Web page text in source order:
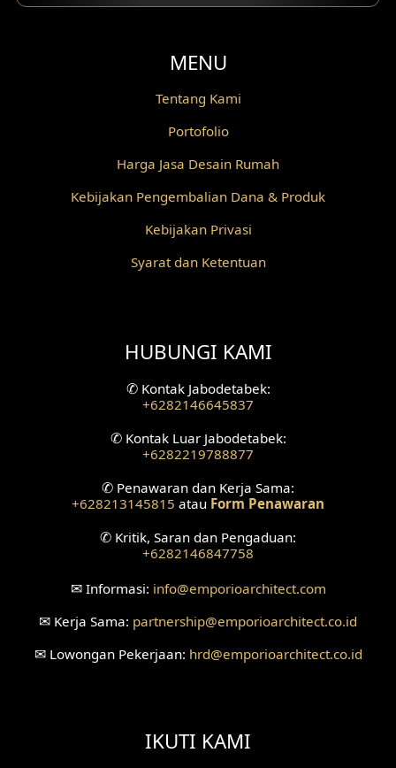
MENU
Tentang Kami
Portofolio
Harga Jasa Desain Rumah
Kebijakan Pengembalian Dana & Produk
Kebijakan Privasi
Syarat dan Ketentuan
HUBUNGI KAMI
✆Kontak Jabodetabek:
+6282146645837
✆Kontak Luar Jabodetabek:
+6282219788877
✆ Penawaran dan Kerja Sama:
+628213145815 atau Form Penawaran
✆ Kritik, Saran dan Pengaduan:
+6282146847758
✉Informasi: info@emporioarchitect.com
✉ Kerja Sama: partnership@emporioarchitect.co.id
✉Lowongan Pekerjaan: hrd@emporioarchitect.co.id
IKUTI KAMI